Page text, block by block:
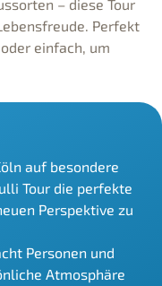
– diese Tour
Perfekt
einfach, um
auf besondere
Tour die perfekte
Perspektive zu
Personen und
Atmosphäre